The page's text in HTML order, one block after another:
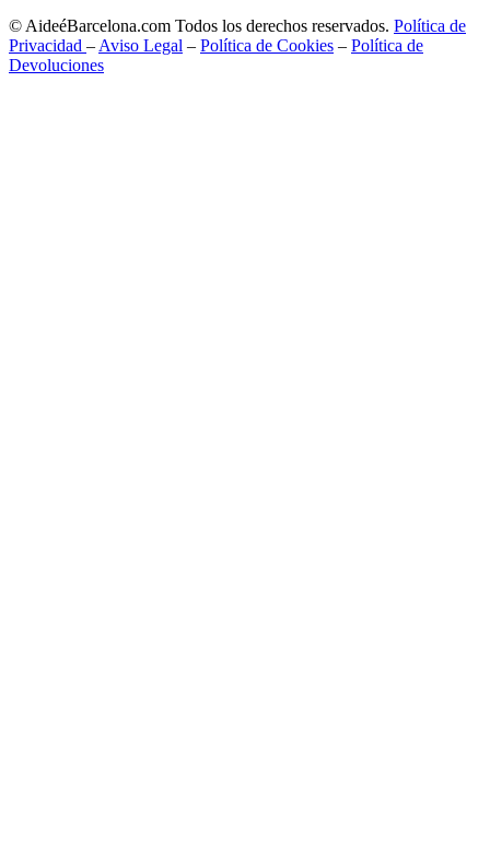
© AideéBarcelona.com Todos los derechos reservados. Política de
Privacidad – Aviso Legal – Política de Cookies – Política de
Devoluciones